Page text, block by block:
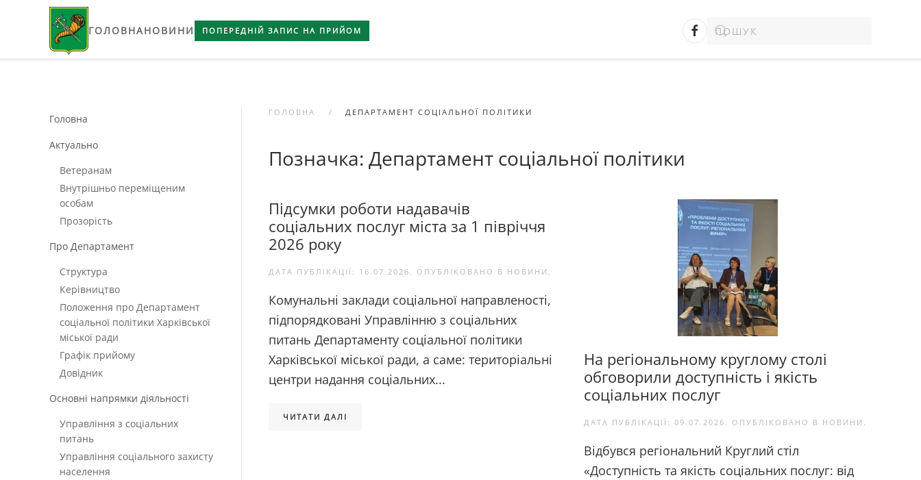
Skip to main content
ГОЛОВНАНОВИНИ ПОПЕРЕДНІЙ ЗАПИС НА ПРИЙОМ
ГОЛОВНА ДЕПАРТАМЕНТ СОЦІАЛЬНОЇ ПОЛІТИКИ
Позначка: Департамент соціальної політики
Підсумки роботи надавачів
соціальних послуг міста за 1 півріччя
2026 року
ДАТА ПУБЛІКАЦІЇ: 16.07.2026 . ОПУБЛІКОВАНО В НОВИНИ .
Комунальні заклади соціальної направленості,
підпорядковані Управлінню з соціальних
питань Департаменту соціальної політики
Харківської міської ради, а саме: територіальні
центри надання соціальних...
ЧИТАТИ ДАЛІ
На регіональному круглому столі
обговорили доступність і якість
соціальних послуг
ДАТА ПУБЛІКАЦІЇ: 09.07.2026 . ОПУБЛІКОВАНО В НОВИНИ .
Відбувся регіональний Круглий стіл
«Доступність та якість соціальних послуг: від
Головна
Актуально
Ветеранам
Внутрішньо переміщеним
особам
Прозорість
Про Департамент
Структура
Керівництво
Положення про Департамент
соціальної політики Харківської
міської ради
Графік прийому
Довідник
Основні напрямки діяльності
Управління з соціальних
питань
Управління соціального захисту
населення